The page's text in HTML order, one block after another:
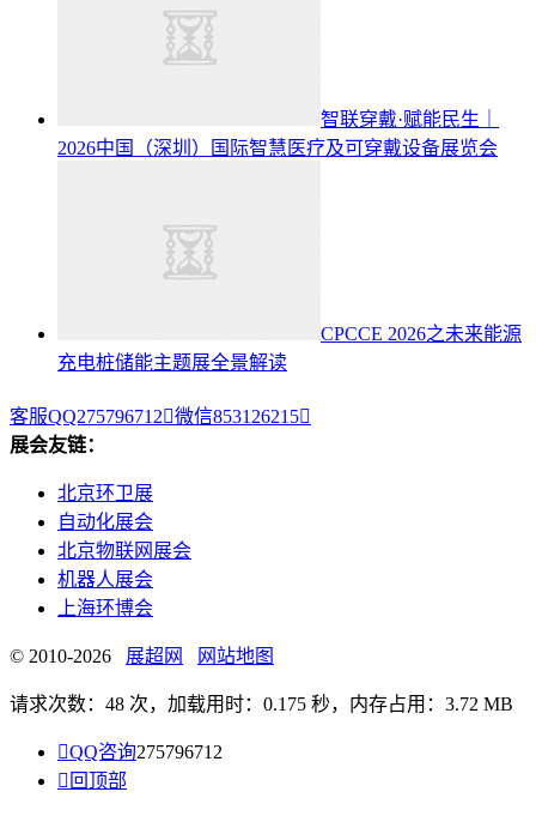
智联穿戴·赋能民生｜
2026中国（深圳）国际智慧医疗及可穿戴设备展览会
CPCCE 2026之未来能源
充电桩储能主题展全景解读
客服QQ275796712微信853126215
展会友链：
北京环卫展
自动化展会
北京物联网展会
机器人展会
上海环博会
© 2010-2026 展超网 网站地图
请求次数：48 次，加载用时：0.175 秒，内存占用：3.72 MB
QQ咨询275796712
 回顶部